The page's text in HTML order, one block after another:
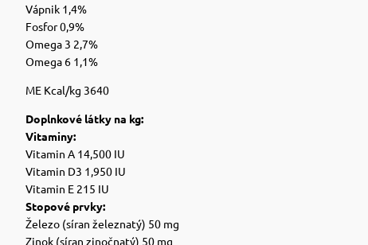
Vápnik 1,4%
Fosfor 0,9%
Omega 3 2,7%
Omega 6 1,1%
ME Kcal/kg 3640
Doplnkové látky na kg:
Vitaminy:
Vitamin A 14,500 IU
Vitamin D3 1,950 IU
Vitamin E 215 IU
Stopové prvky:
Železo (síran železnatý) 50 mg
Zinok (síran zinočnatý) 50 mg